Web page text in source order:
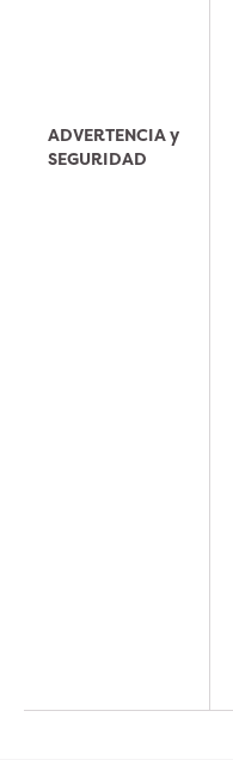
ADVERTENCIA y
SEGURIDAD